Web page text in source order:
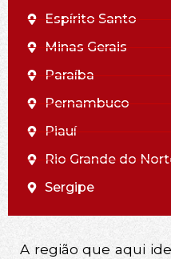
Espírito Santo
Minas Gerais
Paraíba
Pernambuco
Piauí
Rio Grande do
Sergipe
A região que aqui